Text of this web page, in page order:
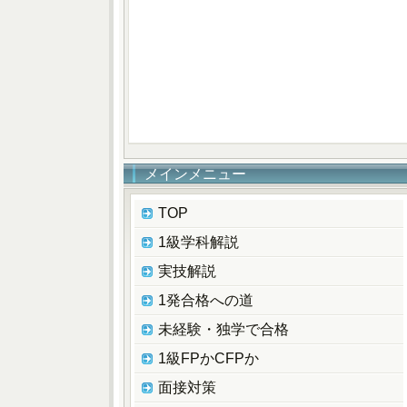
メインメニュー
TOP
1級学科解説
実技解説
1発合格への道
未経験・独学で合格
1級FPかCFPか
面接対策